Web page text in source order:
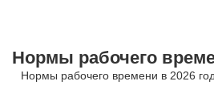
Нормы рабочего
Нормы рабочего времени в 2026